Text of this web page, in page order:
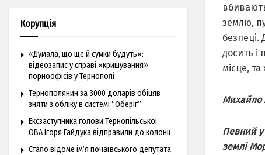
землю,
безпеці.
досить і
місце,
Михайло
Певний у
землі
Корупція
«Думала, що ще й сумки будуть»:
відеозапис у справі «кришування»
порноофісів у Тернополі
Тернополянин за 3000 доларів обіцяв
зняти з обліку в системі “Оберіг”
Ексзаступника голови Тернопільської
ОВА Ігоря Гайдука відправили до колонії
Стало відоме ім’я почаївського депутата,